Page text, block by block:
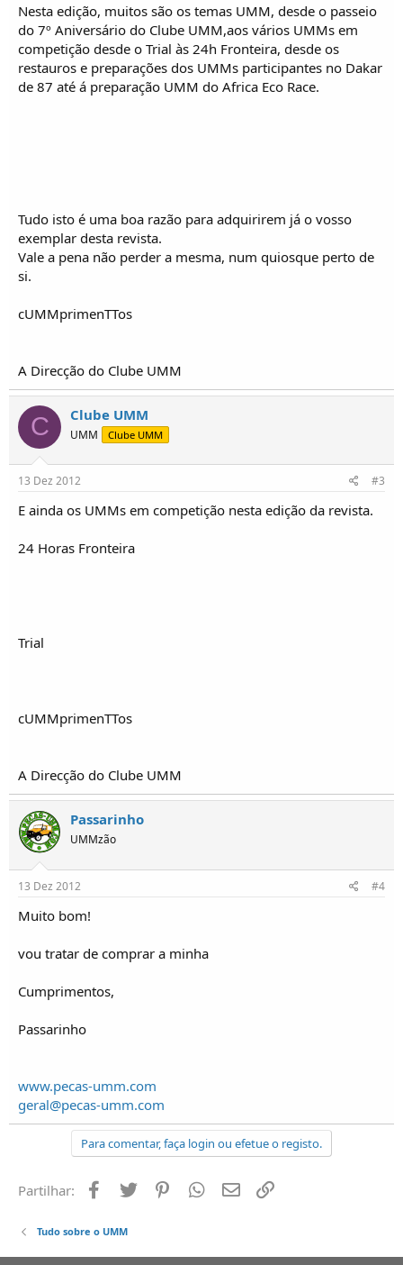
p
i
c
s
Nesta edição, muitos são os temas UMM, desde o passeio
do 7º Aniversário do Clube UMM,aos vários UMMs em
competição desde o Trial às 24h Fronteira, desde os
restauros e preparações dos UMMs participantes no Dakar
de 87 até á preparação UMM do Africa Eco Race.
Tudo isto é uma boa razão para adquirirem já o vosso
exemplar desta revista.
Vale a pena não perder a mesma, num quiosque perto de
si.
cUMMprimenTTos
A Direcção do Clube UMM
C Clube UMM
UMM Clube UMM
13 Dez 2012 #3
E ainda os UMMs em competição nesta edição da revista.
24 Horas Fronteira
Trial
cUMMprimenTTos
A Direcção do Clube UMM
Passarinho
UMMzão
13 Dez 2012 #4
Muito bom!
vou tratar de comprar a minha
Cumprimentos,
Passarinho
www.pecas-umm.com
geral@pecas-umm.com
Para comentar, faça login ou efetue o registo.
Partilhar: Facebook
Twitter PinterestWhatsapp
Email
Tudo sobre o UMM